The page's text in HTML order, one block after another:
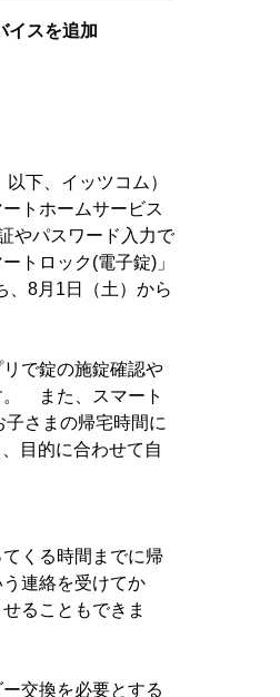
イスを追加
下、イッツコム）
トホームサービス
やパスワード入力で
トロック(電子錠)」
、8月1日（土）から
で錠の施錠確認や
。 また、スマート
さまの帰宅時間に
目的に合わせて自
くる時間までに帰
連絡を受けてか
ることもできま
交換を必要とする